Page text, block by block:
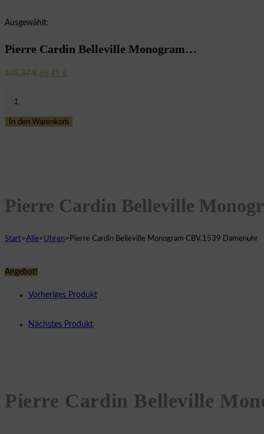
Ausgewählt:
Pierre Cardin Belleville Monogram…
105,37€ Ursprünglicher
105,37 €
68,49 €Aktueller
68,49 €.
Belleville
In den Warenkorb
Pierre Cardin Belleville
Start>Alle>Uhren> Pierre Cardin Belleville Monogram CBV.1539 Damenuhr
Angebot!
Vorheriges Produkt
Nächstes Produkt
Pierre Cardin Belleville